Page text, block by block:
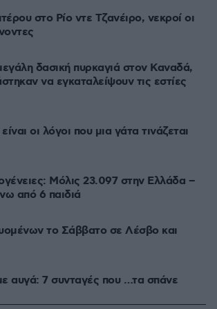
στο Ρίο ντε Τζανέιρο, νεκροί οι
δασική πυρκαγιά στον Καναδά,
να εγκαταλείψουν τις εστίες
οι λόγοι που μια γάτα τινάζεται
Μόλις 23.097 στην Ελλάδα –
από 6 παιδιά
το Σάββατο σε Λέσβο και
αυγά: 7 συνταγές που …τα σπάνε